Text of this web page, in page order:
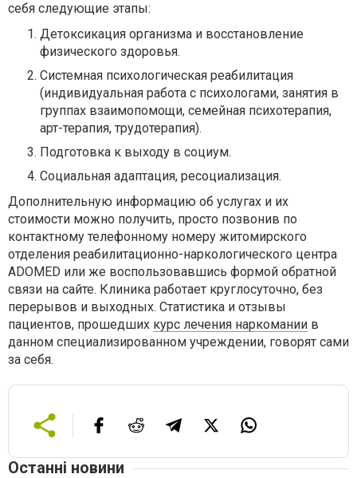
себя следующие этапы:
Детоксикация организма и восстановление
физического здоровья.
Системная психологическая реабилитация
(индивидуальная работа с психологами, занятия в
группах взаимопомощи, семейная психотерапия,
арт-терапия, трудотерапия).
Подготовка к выходу в социум.
Социальная адаптация, ресоциализация.
Дополнительную информацию об услугах и их
стоимости можно получить, просто позвонив по
контактному телефонному номеру житомирского
отделения реабилитационно-наркологического центра
ADOMED или же воспользовавшись формой обратной
связи на сайте. Клиника работает круглосуточно, без
перерывов и выходных. Статистика и отзывы
пациентов, прошедших курс лечения наркомании в
данном специализированном учреждении, говорят сами
за себя.
Останні новини